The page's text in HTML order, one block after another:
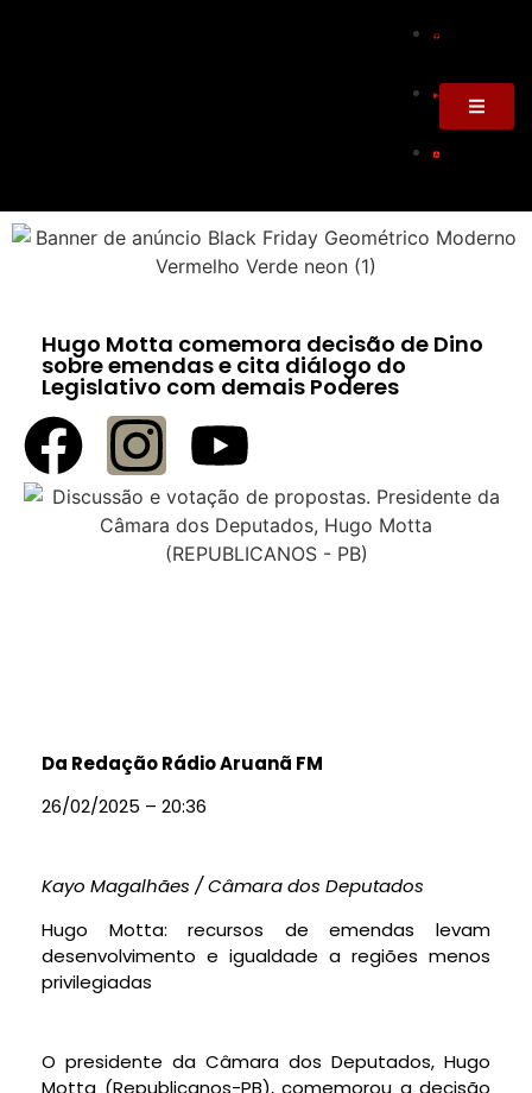
Hugo Motta comemora decisão de Dino
sobre emendas e cita diálogo do
Legislativo com demais Poderes
Da Redação Rádio Aruanã FM
26/02/2025 – 20:36
Kayo Magalhães / Câmara dos Deputados
Hugo Motta: recursos de emendas levam
desenvolvimento e igualdade a regiões menos
privilegiadas
O presidente da Câmara dos Deputados, Hugo
Motta (Republicanos-PB), comemorou a decisão